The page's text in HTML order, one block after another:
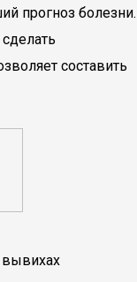
прогноз болезни.
составить